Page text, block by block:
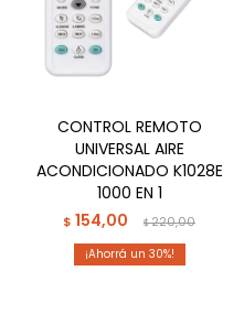
CONTROL REMOTO
UNIVERSAL AIRE
ACONDICIONADO K1028E
1000 EN 1
$ 154,00 $220,00
30